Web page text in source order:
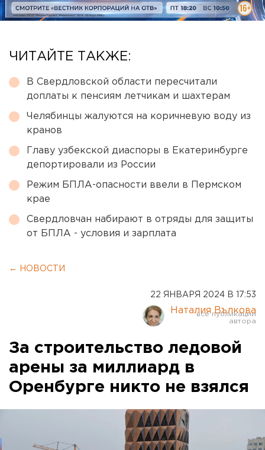
ЧИТАЙТЕ ТАКЖЕ:
В Свердловской области пересчитали
доплаты к пенсиям летчикам и шахтерам
Челябинцы жалуются на коричневую воду из
кранов
Главу узбекской диаспоры в Екатеринбурге
депортировали из России
Режим БПЛА-опасности ввели в Пермском
крае
Свердловчан набирают в отряды для защиты
от БПЛА - условия и зарплата
← НОВОСТИ
22 ЯНВАРЯ 2024 В 17:53
Наталия Вълкова
За строительство ледовой
арены за миллиард в
Оренбурге никто не взялся